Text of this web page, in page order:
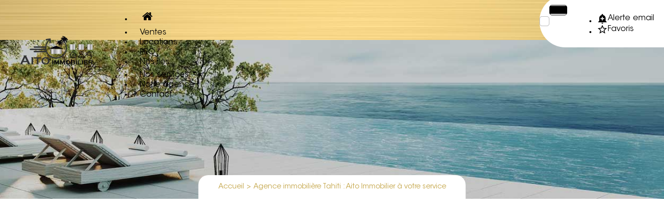
Alerte email
Favoris
Ventes
Locations
PRO
Nos îles
Nos services
Notre agence
Contact
Accueil > Agence immobilière Tahiti : Aito Immobilier à votre service